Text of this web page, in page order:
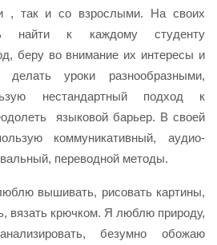
, так и со взрослыми. На своих
найти к каждому студенту
беру во внимание их интересы и
делать уроки разнообразными,
нестандартный подход к
языковой барьер. В своей
коммуникативный, аудио-
переводной методы.
вышивать, рисовать картины,
вязать крючком. Я люблю природу,
безумно обожаю